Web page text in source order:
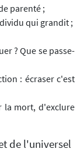
parenté ;
qui grandit ;
? Que se passe-
: écraser c'est
la mort, d'exclure
de l'universel